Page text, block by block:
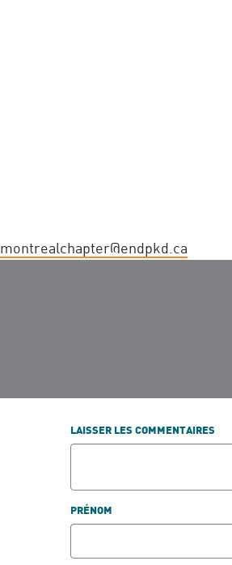
montrealchapter@endpkd.ca
LAISSER LES COMMENTAIRES
PRÉNOM